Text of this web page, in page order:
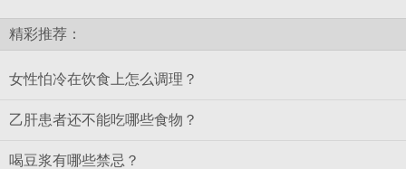
精彩推荐：
女性怕冷在饮食上怎么调理？
乙肝患者还不能吃哪些食物？
喝豆浆有哪些禁忌？